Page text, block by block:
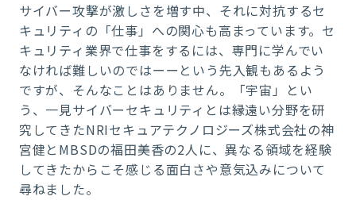
サイバー攻撃が激しさを増す中、それに対抗するセ
キュリティの「仕事」への関心も高まっています。セ
キュリティ業界で仕事をするには、専門に学んでい
なければ難しいのではーーという先入観もあるよう
ですが、そんなことはありません。「宇宙」とい
う、一見サイバーセキュリティとは縁遠い分野を研
究してきたNRIセキュアテクノロジーズ株式会社の神
宮健とMBSDの福田美香の2人に、異なる領域を経験
してきたからこそ感じる面白さや意気込みについて
尋ねました。